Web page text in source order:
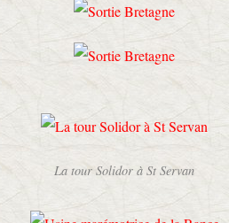
La tour Solidor à St Servan